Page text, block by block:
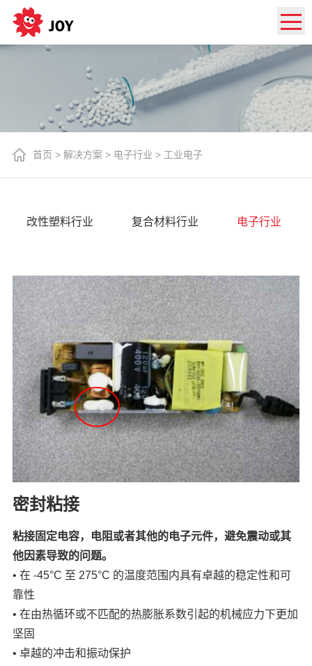
首页 > 解决方案> 电子行业 > 工业电子
改性塑料行业 复合材料行业 电子行业
密封粘接
粘接固定电容，电阻或者其他的电子元件，避免震动或其
他因素导致的问题。
• 在 -45°C 至 275°C 的温度范围内具有卓越的稳定性和可
靠性
• 在由热循环或不匹配的热膨胀系数引起的机械应力下更加
坚固
• 卓越的冲击和振动保护